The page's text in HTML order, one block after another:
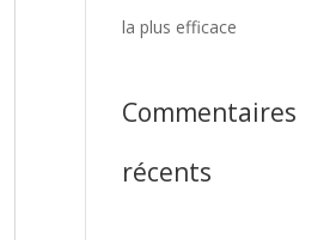
la plus efficace
Commentaires
récents